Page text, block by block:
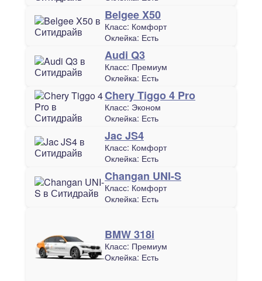
Belgee X50
Класс: Комфорт
Оклейка: Есть
Audi Q3
Класс: Премиум
Оклейка: Есть
Chery Tiggo 4 Pro
Класс: Эконом
Оклейка: Есть
Jac JS4
Класс: Комфорт
Оклейка: Есть
Changan UNI-S
Класс: Комфорт
Оклейка: Есть
BMW 318i
Класс: Премиум
Оклейка: Есть